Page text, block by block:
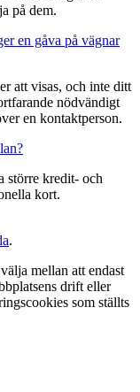
på dem.
en gåva på vägnar
att visas, och inte ditt
nödvändigt
en kontaktperson.
större kredit- och
kort.
.
mellan att endast
drift eller
som ställts